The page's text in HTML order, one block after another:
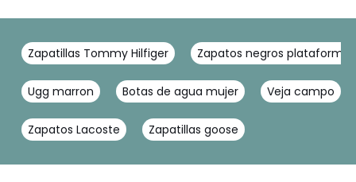
Zapatillas Tommy Hilfiger Zapatos negros plataforma
Ugg marron Botas de agua mujer Veja campo
Zapatos Lacoste Zapatillas goose